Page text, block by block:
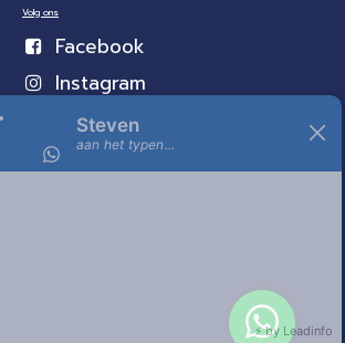
Volg ons
Facebook
Instagram